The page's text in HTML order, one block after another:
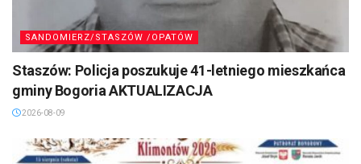
SANDOMIERZ/STASZÓW /OPATÓW
Staszów: Policja poszukuje 41-letniego mieszkańca
gminy Bogoria AKTUALIZACJA
2026-08-09